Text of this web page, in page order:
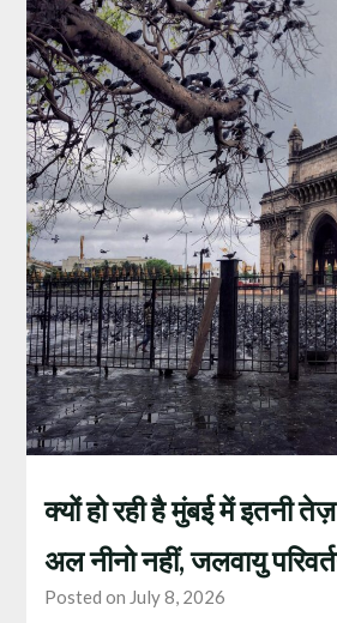
क्यों हो रही है मुंबई में इतनी तेज़
अल नीनो नहीं, जलवायु
Posted on July 8, 2026